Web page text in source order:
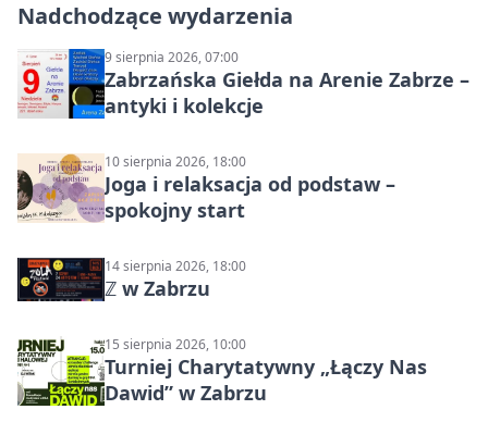
Nadchodzące wydarzenia
9 sierpnia 2026, 07:00
Zabrzańska Giełda na Arenie Zabrze –
antyki i kolekcje
10 sierpnia 2026, 18:00
Joga i relaksacja od podstaw –
spokojny start
14 sierpnia 2026, 18:00
ℤ w Zabrzu
15 sierpnia 2026, 10:00
Turniej Charytatywny „Łączy Nas
Dawid” w Zabrzu